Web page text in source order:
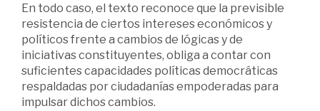
En todo caso, el texto reconoce que la previsible
resistencia de ciertos intereses económicos y
políticos frente a cambios de lógicas y de
iniciativas constituyentes, obliga a contar con
suficientes capacidades políticas democráticas
respaldadas por ciudadanías empoderadas para
impulsar dichos cambios.